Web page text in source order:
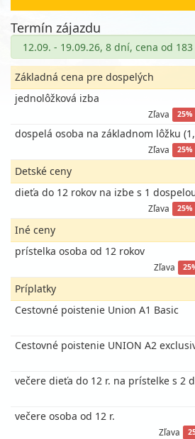
Termín zájazdu
Základná cena pre dospelých
jednolôžková izba
Zľava 25%
dospelá osoba na základnom lôžku
Zľava 25%
Detské ceny
dieťa do 12 rokov na izbe s 1
Zľava 25%
Iné ceny
prístelka osoba od 12 rokov
Zľava
Príplatky
Cestovné poistenie Union A1 Basic
Cestovné poistenie UNION A2
večere dieťa do 12 r. na prístelke s 2
večere osoba od 12 r.
Zľava